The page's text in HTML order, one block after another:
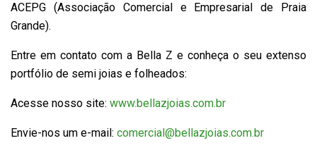
ACEPG (Associação Comercial e Empresarial de Praia
Grande).
Entre em contato com a Bella Z e conheça o seu extenso
portfólio de semi joias e folheados:
Acesse nosso site: www.bellazjoias.com.br
Envie-nos um e-mail: comercial@bellazjoias.com.br